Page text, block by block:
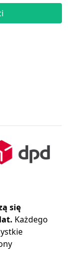
się
Każdego